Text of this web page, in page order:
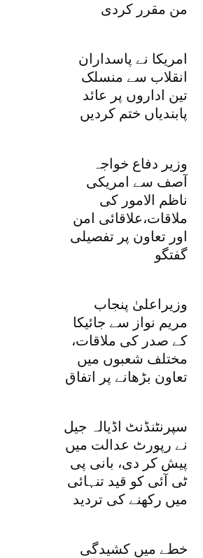
من مقرر کردی
امریکا نے پاسداران
انقلاب سے منسلک
تین اداروں پر عائد
پابندیاں ختم کردیں
وزیر دفاع خواجہ
آصف سے امریکی
ناظم الامور کی
ملاقات،علاقائی امن
اور تعاون پر تفصیلی
گفتگو
وزیراعلیٰ پنجاب
مریم نواز سے جائیکا
کے صدر کی ملاقات،
مختلف شعبوں میں
تعاون بڑھانے پر اتفاق
سپرنٹنڈنٹ اڈیالہ جیل
نے رپورٹ عدالت میں
پیش کر دی، بانی پی
ٹی آئی کو قید تنہائی
میں رکھنے کی تردید
خطے میں کشیدگی